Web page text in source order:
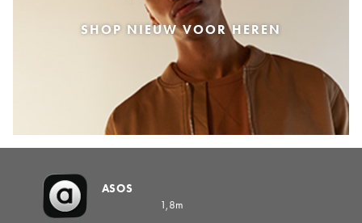
SHOP NIEUW VOOR HEREN
ASOS
1,8m